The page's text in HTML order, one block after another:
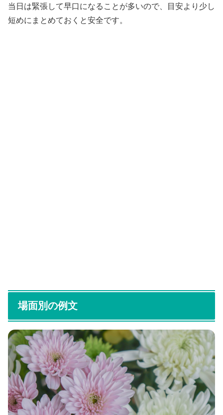
当日は緊張して早口になることが多いので、目安より少し
短めにまとめておくと安全です。
場面別の例文